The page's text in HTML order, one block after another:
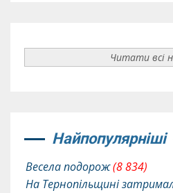
Читати всі
Найпопулярніші
Весела подорож(8 834)
На Тернопільщині